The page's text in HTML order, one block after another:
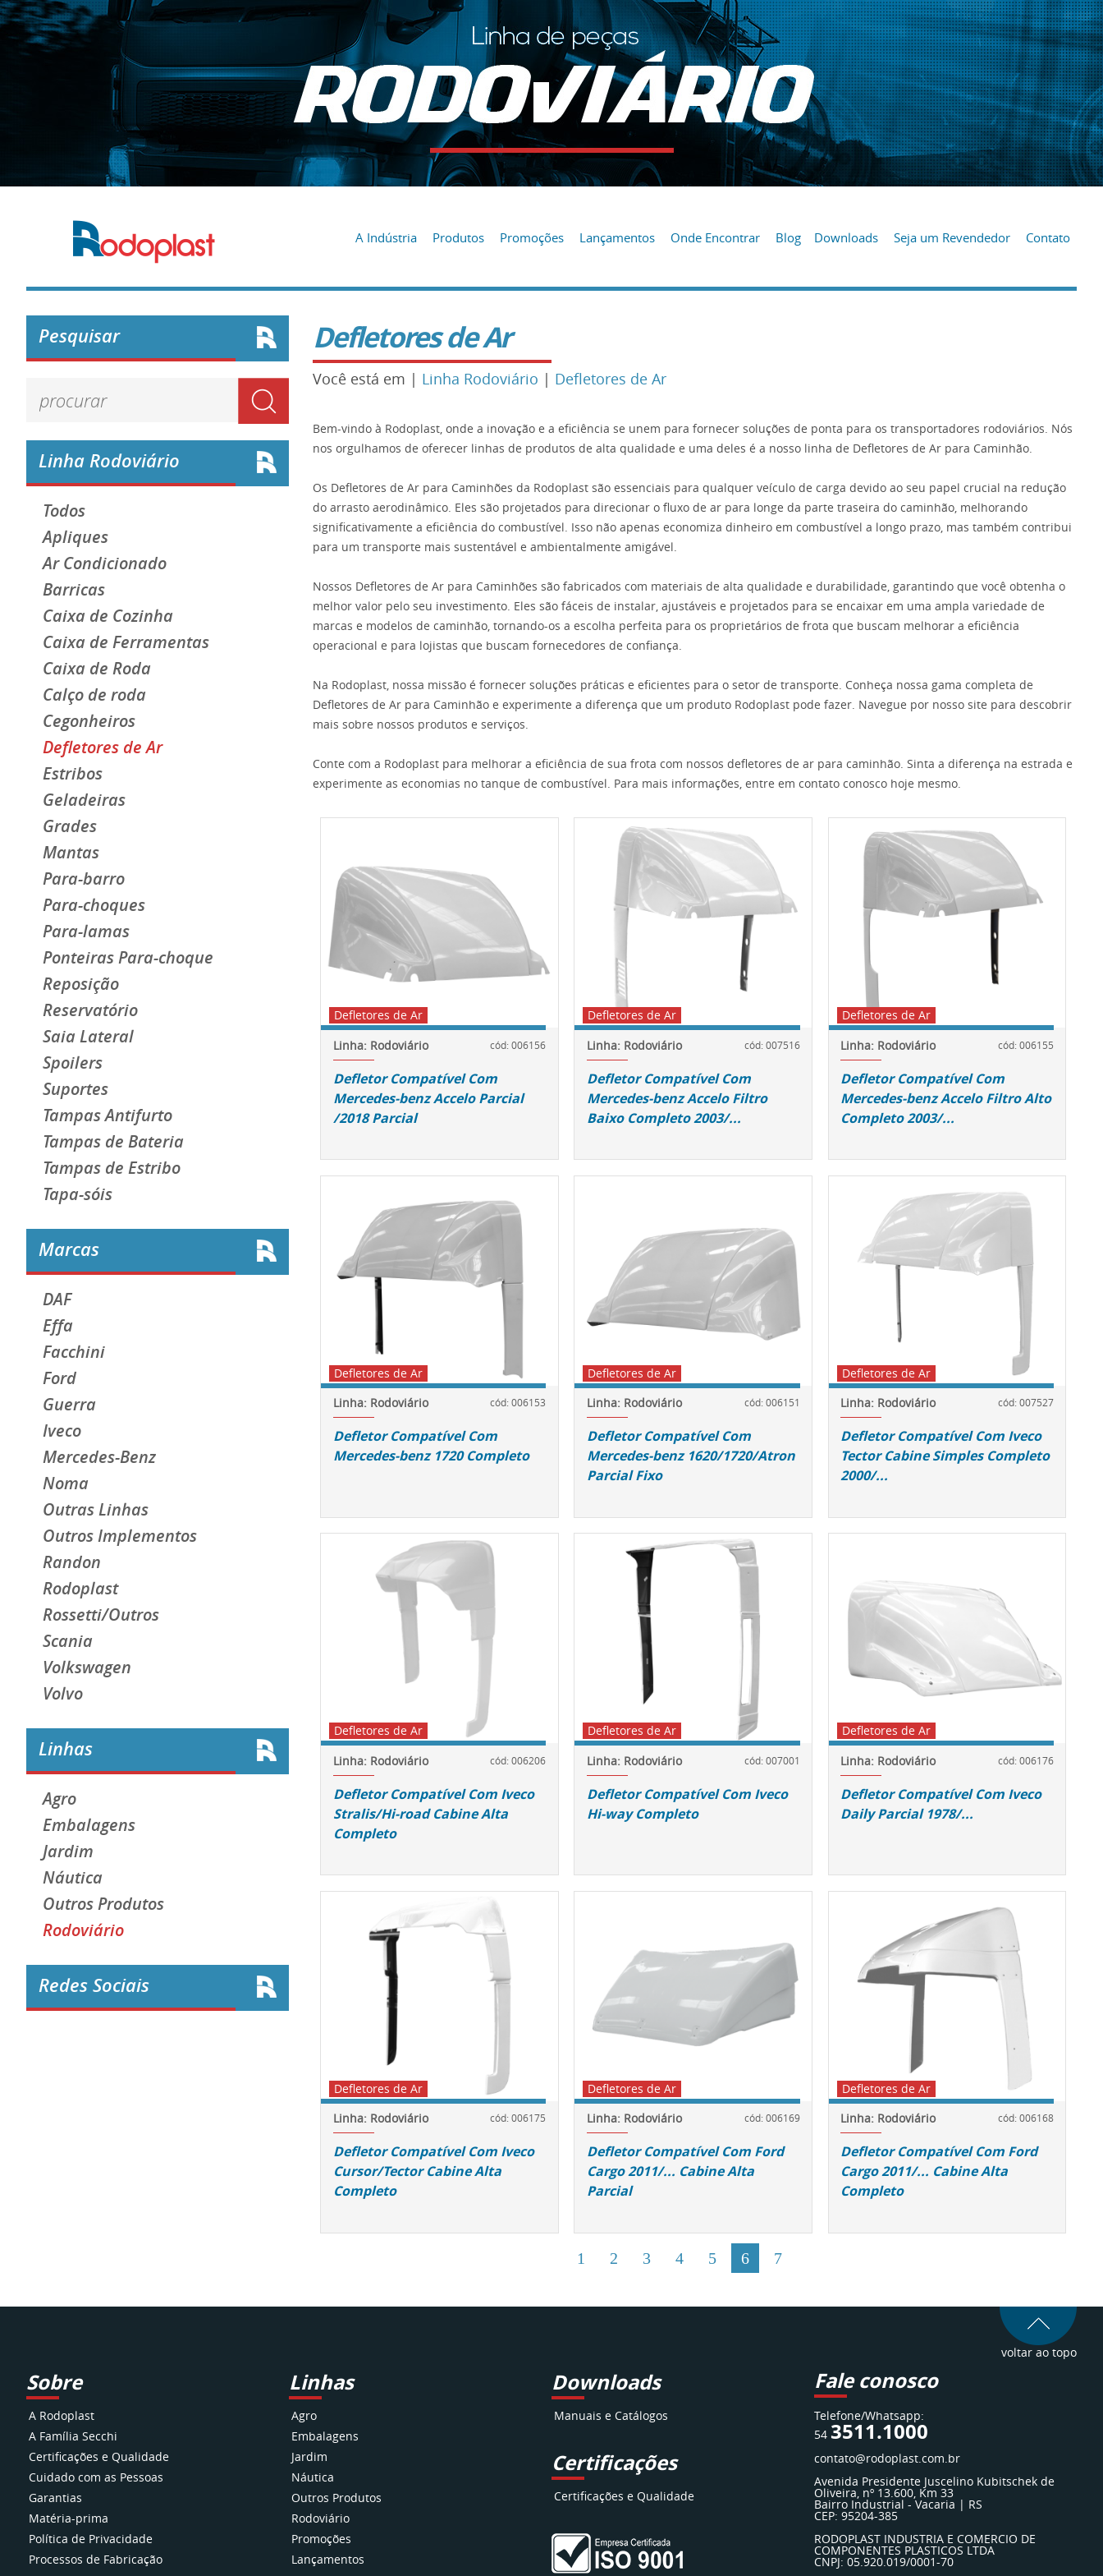
A Indústria Produtos Promoções Lançamentos Onde Encontrar Blog Downloads Seja um Revendedor Contato
Pesquisar
Linha Rodoviário
Todos
Apliques
Ar Condicionado
Barricas
Caixa de Cozinha
Caixa de Ferramentas
Caixa de Roda
Calço de roda
Cegonheiros
Defletores de Ar
Estribos
Geladeiras
Grades
Mantas
Para-barro
Para-choques
Para-lamas
Ponteiras Para-choque
Reposição
Reservatório
Saia Lateral
Spoilers
Suportes
Tampas Antifurto
Tampas de Bateria
Tampas de Estribo
Tapa-sóis
Marcas
DAF
Effa
Facchini
Ford
Guerra
Iveco
Mercedes-Benz
Noma
Outras Linhas
Outros Implementos
Randon
Rodoplast
Rossetti/Outros
Scania
Volkswagen
Volvo
Linhas
Agro
Embalagens
Jardim
Náutica
Outros Produtos
Rodoviário
Redes Sociais
Defletores de Ar
Você está em | Linha Rodoviário | Defletores de Ar
Bem-vindo à Rodoplast, onde a inovação e a eficiência se unem para fornecer soluções de ponta para os transportadores rodoviários. Nós
nos orgulhamos de oferecer linhas de produtos de alta qualidade e uma deles é a nosso linha de Defletores de Ar para Caminhão.
Os Defletores de Ar para Caminhões da Rodoplast são essenciais para qualquer veículo de carga devido ao seu papel crucial na redução
do arrasto aerodinâmico. Eles são projetados para direcionar o fluxo de ar para longe da parte traseira do caminhão, melhorando
significativamente a eficiência do combustível. Isso não apenas economiza dinheiro em combustível a longo prazo, mas também contribui
para um transporte mais sustentável e ambientalmente amigável.
Nossos Defletores de Ar para Caminhões são fabricados com materiais de alta qualidade e durabilidade, garantindo que você obtenha o
melhor valor pelo seu investimento. Eles são fáceis de instalar, ajustáveis e projetados para se encaixar em uma ampla variedade de
marcas e modelos de caminhão, tornando-os a escolha perfeita para os proprietários de frota que buscam melhorar a eficiência
operacional e para lojistas que buscam fornecedores de confiança.
Na Rodoplast, nossa missão é fornecer soluções práticas e eficientes para o setor de transporte. Conheça nossa gama completa de
Defletores de Ar para Caminhão e experimente a diferença que um produto Rodoplast pode fazer. Navegue por nosso site para descobrir
mais sobre nossos produtos e serviços.
Conte com a Rodoplast para melhorar a eficiência de sua frota com nossos defletores de ar para caminhão. Sinta a diferença na estrada e
experimente as economias no tanque de combustível. Para mais informações, entre em contato conosco hoje mesmo.
cód: 006156
Linha: Rodoviário
Defletor Compatível Com
Mercedes-benz Accelo Parcial
/2018 Parcial
Defletores de Ar
cód: 007516
Linha: Rodoviário
Defletor Compatível Com
Mercedes-benz Accelo Filtro
Baixo Completo 2003/...
Defletores de Ar
cód: 006155
Linha: Rodoviário
Defletor Compatível Com
Mercedes-benz Accelo Filtro Alto
Completo 2003/...
Defletores de Ar
cód: 006153
Linha: Rodoviário
Defletor Compatível Com
Mercedes-benz 1720 Completo
Defletores de Ar
cód: 006151
Linha: Rodoviário
Defletor Compatível Com
Mercedes-benz 1620/1720/Atron
Parcial Fixo
Defletores de Ar
cód: 007527
Linha: Rodoviário
Defletor Compatível Com Iveco
Tector Cabine Simples Completo
2000/...
Defletores de Ar
cód: 006206
Linha: Rodoviário
Defletor Compatível Com Iveco
Stralis/Hi-road Cabine Alta
Completo
Defletores de Ar
cód: 007001
Linha: Rodoviário
Defletor Compatível Com Iveco
Hi-way Completo
Defletores de Ar
cód: 006176
Linha: Rodoviário
Defletor Compatível Com Iveco
Daily Parcial 1978/...
Defletores de Ar
cód: 006175
Linha: Rodoviário
Defletor Compatível Com Iveco
Cursor/Tector Cabine Alta
Completo
Defletores de Ar
cód: 006169
Linha: Rodoviário
Defletor Compatível Com Ford
Cargo 2011/... Cabine Alta
Parcial
Defletores de Ar
cód: 006168
Linha: Rodoviário
Defletor Compatível Com Ford
Cargo 2011/... Cabine Alta
Completo
Defletores de Ar
1 2 3 4 5 6 7
Sobre
A Rodoplast
A Família Secchi
Certificações e Qualidade
Cuidado com as Pessoas
Garantias
Matéria-prima
Política de Privacidade
Processos de Fabricação
Linhas
Agro
Embalagens
Jardim
Náutica
Outros Produtos
Rodoviário
Promoções
Lançamentos
Downloads
Manuais e Catálogos
Certificações
Certificações e Qualidade
voltar ao topo
Fale conosco
Telefone/Whatsapp:
54 3511.1000
contato@rodoplast.com.br
Avenida Presidente Juscelino Kubitschek de
Oliveira, nº 13.600, Km 33
Bairro Industrial - Vacaria | RS
CEP: 95204-385
RODOPLAST INDUSTRIA E COMERCIO DE
COMPONENTES PLASTICOS LTDA
CNPJ: 05.920.019/0001-70